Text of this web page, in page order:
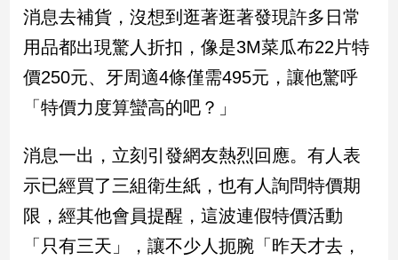
觀
點
國
際
會/
地
消息去補貨，沒想到逛著逛著發現許多日常
用品都出現驚人折扣，像是3M菜瓜布22片特
價250元、牙周適4條僅需495元，讓他驚呼
「特價力度算蠻高的吧？」
消息一出，立刻引發網友熱烈回應。有人表
示已經買了三組衛生紙，也有人詢問特價期
限，經其他會員提醒，這波連假特價活動
「只有三天」，讓不少人扼腕「昨天才去，